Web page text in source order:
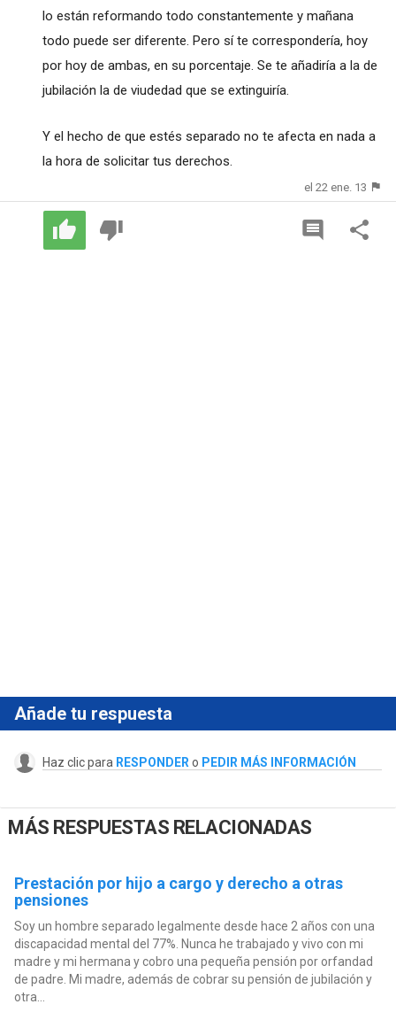
lo están reformando todo constantemente y mañana
todo puede ser diferente. Pero sí te correspondería, hoy
por hoy de ambas, en su porcentaje. Se te añadiría a la de
jubilación la de viudedad que se extinguiría.
Y el hecho de que estés separado no te afecta en nada a
la hora de solicitar tus derechos.
el 22 ene. 13
Añade tu respuesta
Haz clic para RESPONDER o PEDIR MÁS INFORMACIÓN
MÁS RESPUESTAS RELACIONADAS
Prestación por hijo a cargo y derecho a otras
pensiones
Soy un hombre separado legalmente desde hace 2 años con una
discapacidad mental del 77%. Nunca he trabajado y vivo con mi
madre y mi hermana y cobro una pequeña pensión por orfandad
de padre. Mi madre, además de cobrar su pensión de jubilación y
otra...